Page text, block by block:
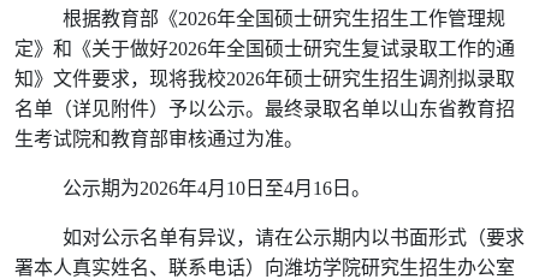
根据教育部《2026年全国硕士研究生招生工作管理规
定》和《关于做好2026年全国硕士研究生复试录取工作的通
知》文件要求，现将我校2026年硕士研究生招生调剂拟录取
名单（详见附件）予以公示。最终录取名单以山东省教育招
生考试院和教育部审核通过为准。
公示期为2026年4月 10日至4月 16日。
如对公示名单有异议，请在公示期内以书面形式（要求
署本人真实姓名、联系电话）向潍坊学院研究生招生办公室